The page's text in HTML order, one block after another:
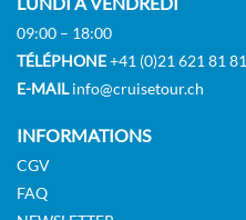
09:00 – 18:00
TÉLÉPHONE+41 (0)21 621 81 81
E-MAILinfo@cruisetour.ch
INFORMATIONS
CGV
FAQ